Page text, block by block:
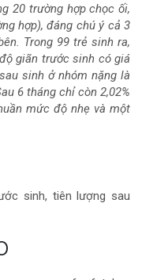
20 trường hợp chọc ối,
hợp), đáng chú ý cả 3
Trong 99 trẻ sinh ra,
giãn trước sinh có giá
sinh ở nhóm nặng là
6 tháng chỉ còn 2,02%
mức độ nhẹ và một
sinh, tiên lượng sau